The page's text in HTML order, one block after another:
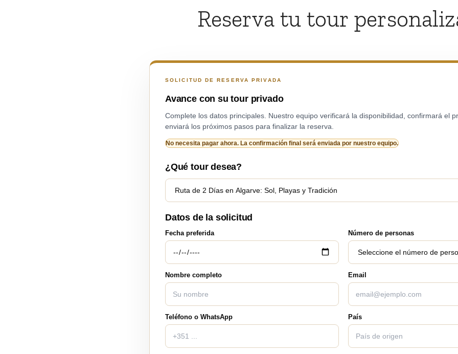
Reserva tu tour
SOLICITUD DE RESERVA PRIVADA
Avance con su tour privado
Complete los datos principales. Nuestro equipo verificará la disponibilidad, confirmará el
enviará los próximos pasos para finalizar la reserva.
No necesita pagar ahora. La confirmación final será enviada por nuestro equipo.
¿Qué tour desea?
Datos de la solicitud
Fecha preferida Número de personas
Nombre completo Email
Teléfono o WhatsApp País